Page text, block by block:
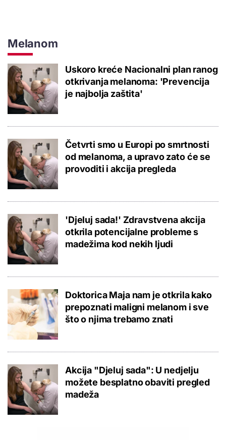
Melanom
Uskoro kreće Nacionalni plan ranog
otkrivanja melanoma: 'Prevencija
je najbolja zaštita'
Četvrti smo u Europi po smrtnosti
od melanoma, a upravo zato će se
provoditi i akcija pregleda
'Djeluj sada!' Zdravstvena akcija
otkrila potencijalne probleme s
madežima kod nekih ljudi
Doktorica Maja nam je otkrila kako
prepoznati maligni melanom i sve
što o njima trebamo znati
Akcija "Djeluj sada": U nedjelju
možete besplatno obaviti pregled
madeža